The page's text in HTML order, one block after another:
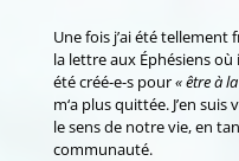
Une fois j’ai été tellement
la lettre aux Éphésiens
été créé-e-s pour« être à
m‘a plus quittée. J’en
le sens de notre vie, en
communauté.